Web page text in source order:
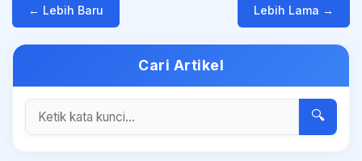
← Lebih Baru Lebih Lama →
Cari Artikel
🔍